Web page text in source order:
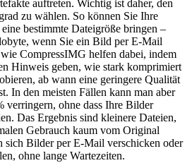
auftreten. Wichtig ist daher, den
zu wählen. So können Sie Ihre
bestimmte Dateigröße bringen –
wenn Sie ein Bild per E-Mail
CompressIMG helfen dabei, indem
Hinweis geben, wie stark komprimiert
ab wann eine geringere Qualität
In den meisten Fällen kann man aber
verringern, ohne dass Ihre Bilder
Das Ergebnis sind kleinere Dateien,
Gebrauch kaum vom Original
sich Bilder per E-Mail verschicken oder
ohne lange Wartezeiten.